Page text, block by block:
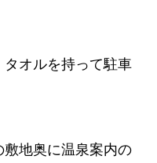
オルを持って駐車
地奥に温泉案内の